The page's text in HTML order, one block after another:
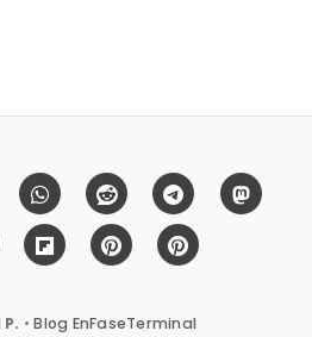
X (Twitter)Whatsapp Reddit Telegram
Threads Flipboard Pinterest
•Blog EnFaseTerminal